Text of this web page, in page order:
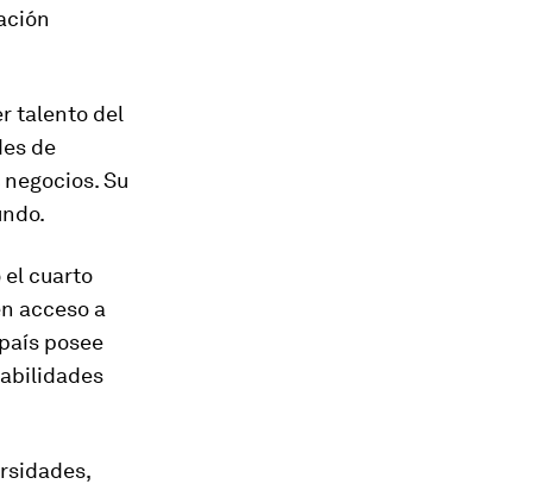
talento del
de
Su
el cuarto
acceso a
posee